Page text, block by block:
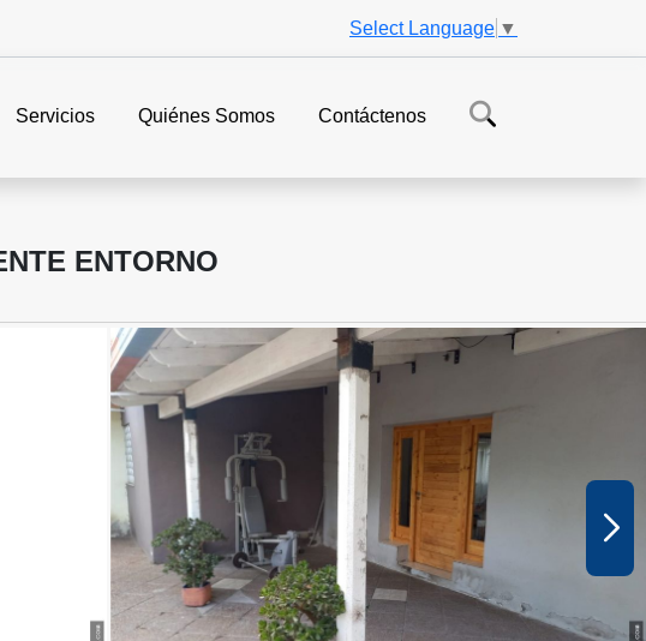
Select Language ▼
Servicios Quiénes Somos Contáctenos
ENTORNO